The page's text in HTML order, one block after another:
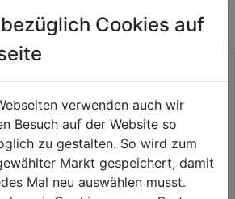
Cookies auf
verwenden auch wir
Besuch auf der Website so
zu gestalten. So wird zum
Markt gespeichert, damit
Mal neu auswählen musst.